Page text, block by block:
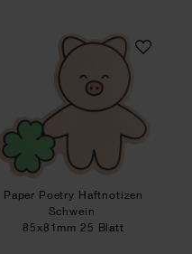
Paper Poetry
Paper Poetry Haftnotizen
Schwein
85x81mm 25 Blatt